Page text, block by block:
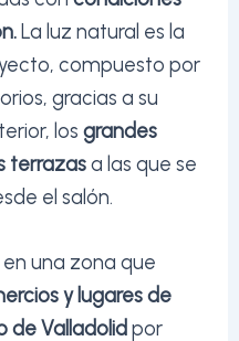
La luz natural es la
compuesto por
gracias a su
losgrandes
terrazasa las que se
el salón.
en una zona que
y lugares de
de Valladolid por